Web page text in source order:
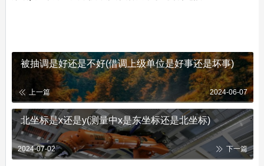
被抽调是好还是不好(借调上级单位是好事还是坏事)
上一篇 2024-06-07
北坐标是x还是y(测量中x是东坐标还是北坐标)
2024-07-02 下一篇